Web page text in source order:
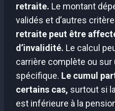
retraite. Le montant
validés et d’autres
retraite peut être
d’invalidité. Le calcul
carrière complète ou sur
spécifique. Le cumul
certains cas, surtout si
est inférieure à la